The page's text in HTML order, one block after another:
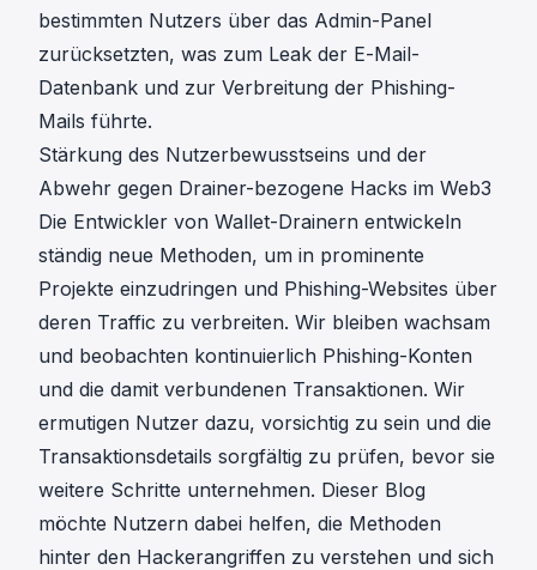
bestimmten Nutzers über das Admin-Panel
zurücksetzten, was zum Leak der E-Mail-
Datenbank und zur Verbreitung der Phishing-
Mails führte.
Stärkung des Nutzerbewusstseins und der
Abwehr gegen Drainer-bezogene Hacks im Web3
Die Entwickler von Wallet-Drainern entwickeln
ständig neue Methoden, um in prominente
Projekte einzudringen und Phishing-Websites über
deren Traffic zu verbreiten. Wir bleiben wachsam
und beobachten kontinuierlich Phishing-Konten
und die damit verbundenen Transaktionen. Wir
ermutigen Nutzer dazu, vorsichtig zu sein und die
Transaktionsdetails sorgfältig zu prüfen, bevor sie
weitere Schritte unternehmen. Dieser Blog
möchte Nutzern dabei helfen, die Methoden
hinter den Hackerangriffen zu verstehen und sich